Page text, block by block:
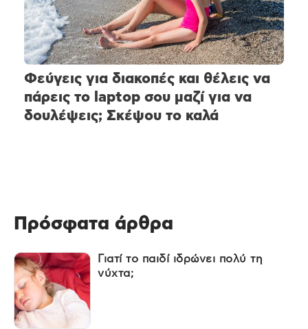
Φεύγεις για διακοπές και θέλεις να
πάρεις το laptop σου μαζί για να
δουλέψεις; Σκέψου το καλά
Πρόσφατα άρθρα
Γιατί το παιδί ιδρώνει πολύ τη
νύχτα;